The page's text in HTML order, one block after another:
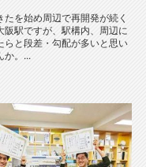
たを始め周辺で再開発が続く
阪駅ですが、駅構内、周辺に
らと段差・勾配が多いと思い
か。...